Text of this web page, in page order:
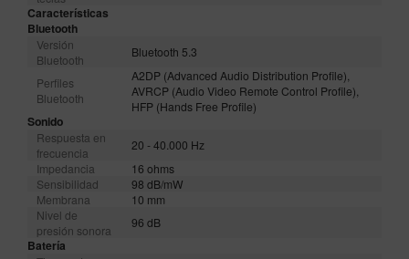
Características
Bluetooth
Versión
Bluetooth
Bluetooth 5.3
Perfiles
Bluetooth
A2DP (Advanced Audio Distribution Profile),
AVRCP (Audio Video Remote Control Profile),
HFP (Hands Free Profile)
Sonido
Respuesta en
frecuencia
20 - 40.000 Hz
Impedancia
16 ohms
Sensibilidad
98 dB/mW
Membrana
10 mm
Nivel de
presión sonora
96 dB
Batería